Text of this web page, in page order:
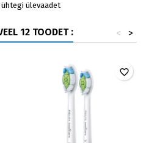
ülevaadet
12 TOODET : >
<
favorite_border